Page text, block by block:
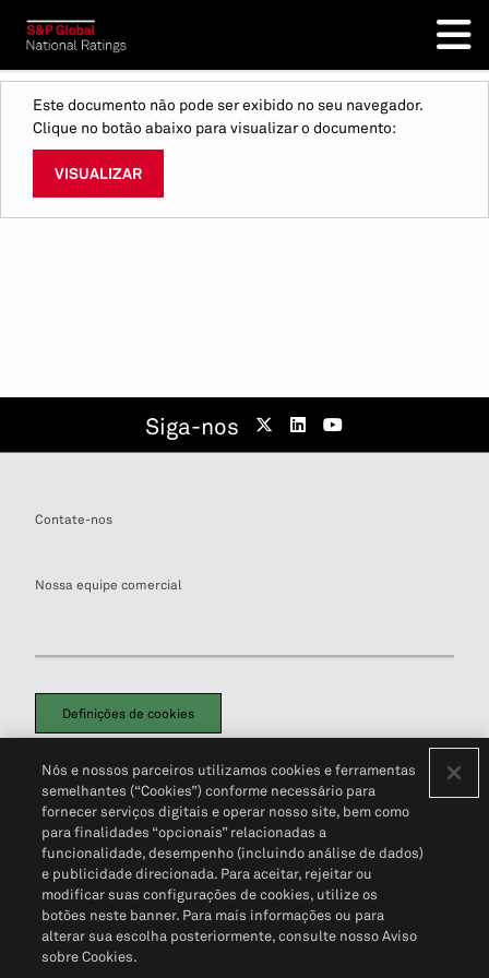
Este documento não pode ser exibido no seu navegador.
Clique no botão abaixo para visualizar o documento:
VISUALIZAR
Siga-nos
Contate-nos
Nossa equipe comercial
Definições de cookies
Política de PrivacidadePortal de privacidade do cliente (em inglês)
Não Venda Minhas Informações Pessoais© 2026 S&P Global
Nós e nossos parceiros utilizamos cookies e ferramentas
semelhantes (“Cookies”) conforme necessário para
fornecer serviços digitais e operar nosso site, bem como
para finalidades “opcionais” relacionadas a
funcionalidade, desempenho (incluindo análise de dados)
e publicidade direcionada. Para aceitar, rejeitar ou
modificar suas configurações de cookies, utilize os
botões neste banner. Para mais informações ou para
alterar sua escolha posteriormente, consulte nosso Aviso
sobre Cookies.